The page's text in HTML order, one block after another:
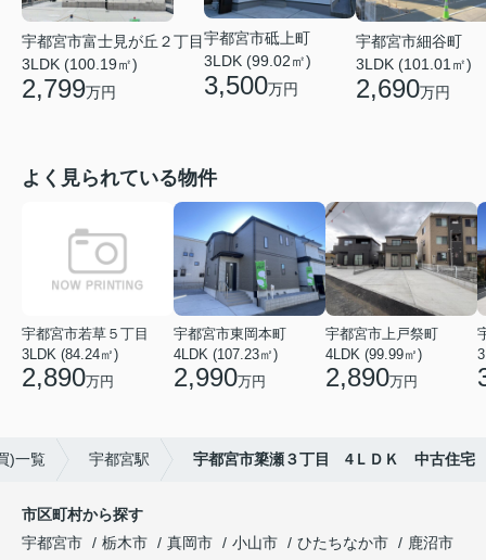
宇都宮市富士見が丘２丁目
3LDK (100.19㎡)
2,799万円
宇都宮市砥上町
3LDK (99.02㎡)
3,500万円
宇都宮市細谷町
3LDK (101.01㎡)
2,690万円
よく見られている物件
宇都宮市若草５丁目
3LDK (84.24㎡)
2,890万円
宇都宮市東岡本町
4LDK (107.23㎡)
2,990万円
宇都宮市上戸祭町
4LDK (99.99㎡)
2,890万円
)一覧 宇都宮駅 宇都宮市簗瀬３丁目 4ＬＤＫ 中古住宅
市区町村から探す
宇都宮市
栃木市 真岡市 小山市 ひたちなか市
鹿沼市